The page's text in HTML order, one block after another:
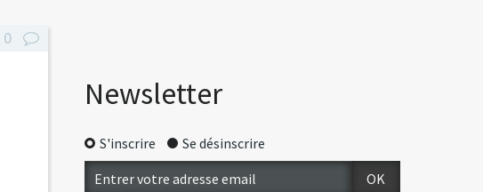
0
Newsletter
S'inscrire Se désinscrire